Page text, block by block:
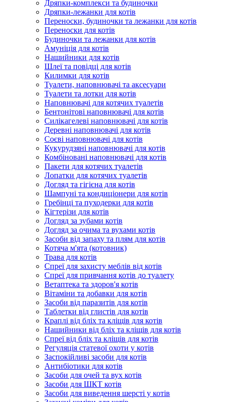
Дряпки-комплекси та будиночки
Дряпки-лежанки для котів
Переноски, будиночки та лежанки для котів
Переноски для котів
Будиночки та лежанки для котів
Амуніція для котів
Нашийники для котів
Шлеї та повідці для котів
Килимки для котів
Туалети, наповнювачі та аксесуари
Туалети та лотки для котів
Наповнювачі для котячих туалетів
Бентонітові наповнювачі для котів
Силікагелеві наповнювачі для котів
Деревні наповнювачі для котів
Соєві наповнювачі для котів
Кукурудзяні наповнювачі для котів
Комбіновані наповнювачі для котів
Пакети для котячих туалетів
Лопатки для котячих туалетів
Догляд та гігієна для котів
Шампуні та кондиціонери для котів
Гребінці та пуходерки для котів
Кігтерізи для котів
Догляд за зубами котів
Догляд за очима та вухами котів
Засоби від запаху та плям для котів
Котяча м'ята (котовник)
Трава для котів
Спреї для захисту меблів від котів
Спреї для привчання котів до туалету
Ветаптека та здоров'я котів
Вітаміни та добавки для котів
Засоби від паразитів для котів
Таблетки від глистів для котів
Краплі від бліх та кліщів для котів
Нашийники від бліх та кліщів для котів
Спреї від бліх та кліщів для котів
Регуляція статевої охоти у котів
Заспокійливі засоби для котів
Антибіотики для котів
Засоби для очей та вух котів
Засоби для ШКТ котів
Засоби для виведення шерсті у котів